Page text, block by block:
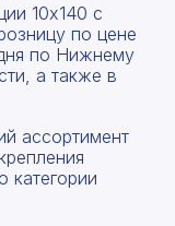
10x140 с
по цене
по Нижнему
а также в
ассортимент
категории